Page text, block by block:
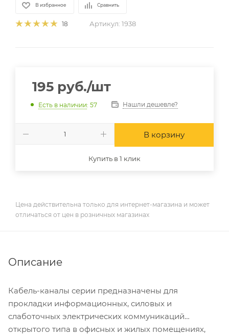
В избранное Сравнить
18 Артикул: 1938
195 руб./шт
Есть в наличии: 57 Нашли дешевле?
В корзину
Купить в 1 клик
Цена действительна только для интернет-магазина и может
отличаться от цен в розничных магазинах
Описание
Кабель-каналы серии предназначены для
прокладки информационных, силовых и
слаботочных электрических коммуникаций
открытого типа в офисных и жилых помещениях,